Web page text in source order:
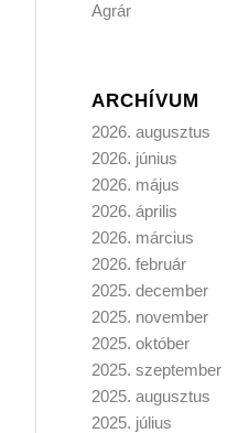
Agrár
ARCHÍVUM
2026. augusztus
2026. június
2026. május
2026. április
2026. március
2026. február
2025. december
2025. november
2025. október
2025. szeptember
2025. augusztus
2025. július